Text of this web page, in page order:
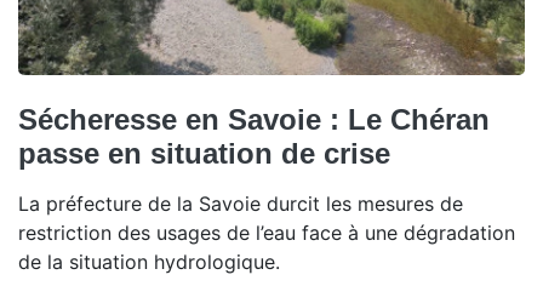
Sécheresse en Savoie : Le Chéran
passe en situation de crise
La préfecture de la Savoie durcit les mesures de
restriction des usages de l’eau face à une dégradation
de la situation hydrologique.